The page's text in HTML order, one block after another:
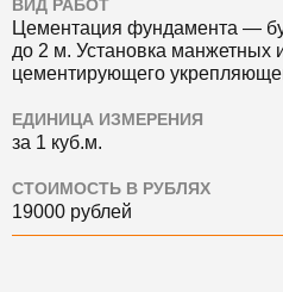
ВИД РАБОТ
Цементация фундамента —
до 2 м. Установка манжетных
цементирующего
ЕДИНИЦА ИЗМЕРЕНИЯ
за 1 куб.м.
СТОИМОСТЬ В РУБЛЯХ
19000 рублей